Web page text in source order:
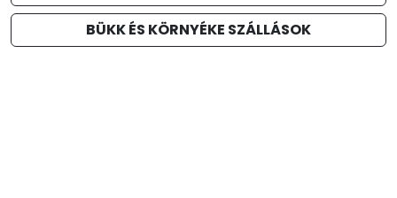
BÜKK ÉS KÖRNYÉKE SZÁLLÁSOK